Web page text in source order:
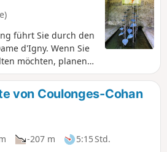
führt Sie durch den
d'Igny. Wenn Sie
möchten, planen
von Coulonges-Cohan
-207 m
5:15 Std.